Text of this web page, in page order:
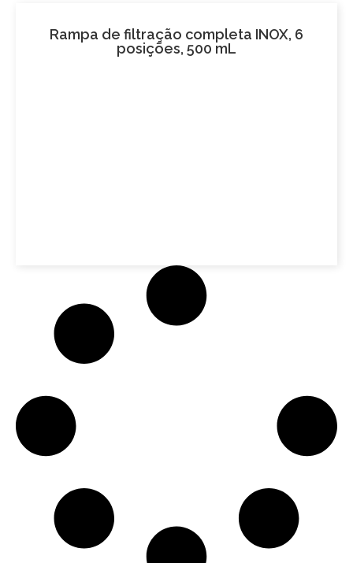
Rampa de filtração completa INOX, 6
posições, 500 mL